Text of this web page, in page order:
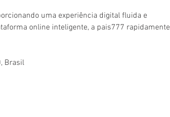
uma experiência digital fluida e
online inteligente, a pais777 rapidamente
Brasil